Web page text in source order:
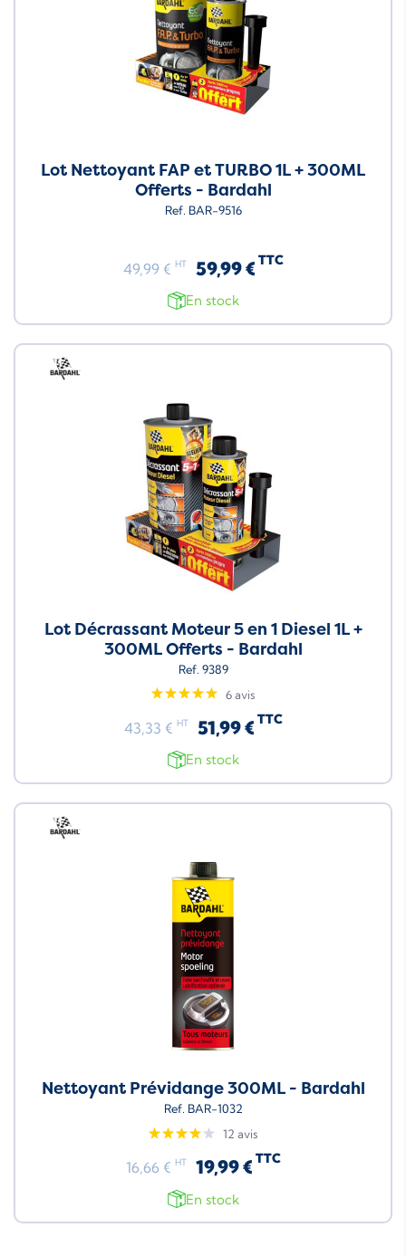
Lot Nettoyant FAP et TURBO 1L + 300ML
Offerts - Bardahl
Ref. BAR-9516
49,99 € HT 59,99 € TTC
En stock
Neuf
Lot Décrassant Moteur 5 en 1 Diesel 1L +
300ML Offerts - Bardahl
Ref. 9389
6 avis
43,33 € HT 51,99 € TTC
En stock
Neuf
Nettoyant Prévidange 300ML - Bardahl
Ref. BAR-1032
12 avis
16,66 € HT 19,99 € TTC
En stock